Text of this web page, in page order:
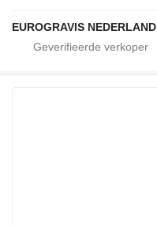
EUROGRAVIS NEDERLAND